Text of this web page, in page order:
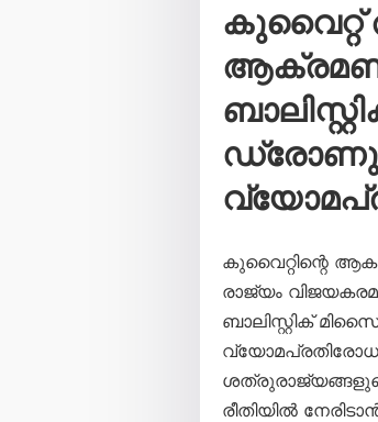
കുവൈറ്റിന്റെ
രാജ്യം
ബാലിസ്റ്റിക്
രീതിയിൽ